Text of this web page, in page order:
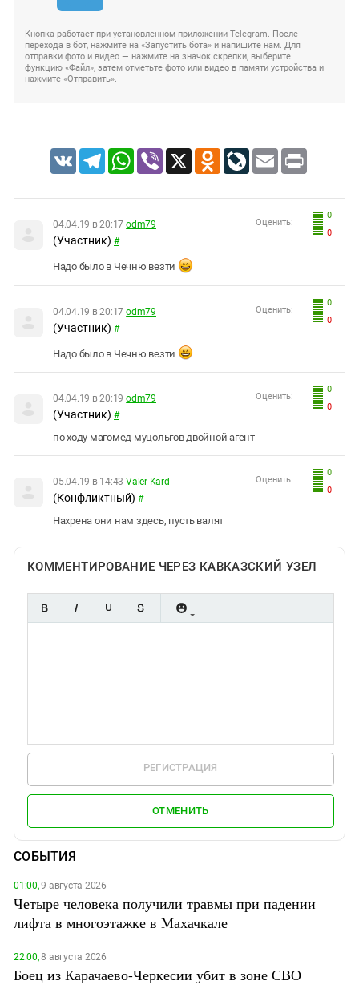
Кнопка работает при установленном приложении Telegram. После
перехода в бот, нажмите на «Запустить бота» и напишите нам. Для
отправки фото и видео — нажмите на значок скрепки, выберите
функцию «Файл», затем отметьте фото или видео в памяти устройства и
нажмите «Отправить».
VK TelegramWhatsApp
Viber X Odnoklassniki
LiveJournal
Email Print
0
0
Оценить:
04.04.19 в 20:17 odm79
(Участник) #
Надо было в Чечню везти
0
0
Оценить:
04.04.19 в 20:17 odm79
(Участник) #
Надо было в Чечню везти
0
0
Оценить:
04.04.19 в 20:19 odm79
(Участник) #
по ходу магомед муцольгов двойной агент
0
0
Оценить:
05.04.19 в 14:43 Valer Kard
(Конфликтный) #
Нахрена они нам здесь, пусть валят
КОММЕНТИРОВАНИЕ ЧЕРЕЗ КАВКАЗСКИЙ УЗЕЛ
РЕГИСТРАЦИЯ
ОТМЕНИТЬ
СОБЫТИЯ
01:00,9 августа 2026
Четыре человека получили травмы при падении
лифта в многоэтажке в Махачкале
22:00,8 августа 2026
Боец из Карачаево-Черкесии убит в зоне СВО